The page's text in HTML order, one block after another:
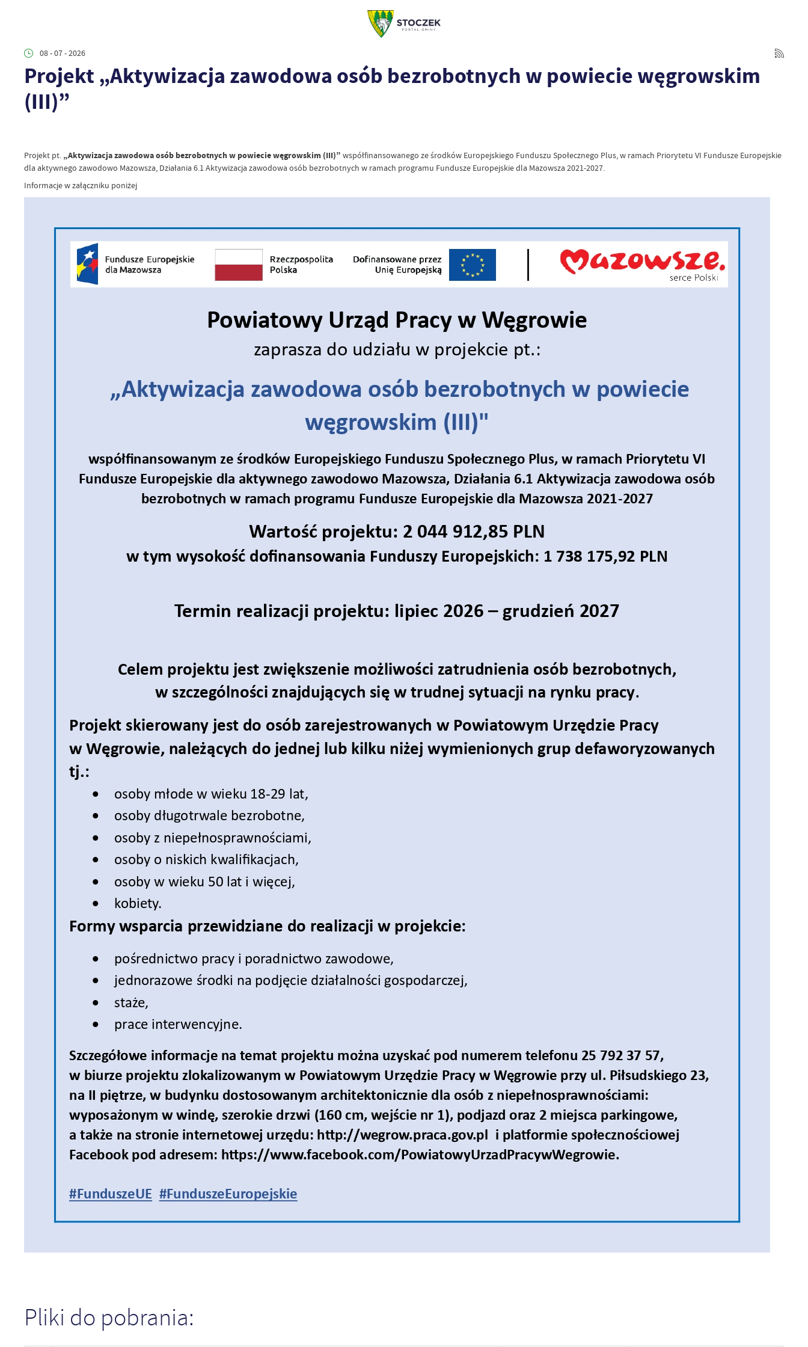
08 - 07 - 2026
Projekt „Aktywizacja zawodowa osób bezrobotnych w powiecie węgrowskim
(III)”
Projekt pt. „Aktywizacja zawodowa osób bezrobotnych w powiecie węgrowskim (III)” współfinansowanego ze środków Europejskiego Funduszu Społecznego Plus, w ramach Priorytetu VI Fundusze Europejskie
dla aktywnego zawodowo Mazowsza, Działania 6.1 Aktywizacja zawodowa osób bezrobotnych w ramach programu Fundusze Europejskie dla Mazowsza 2021-2027.
Informacje w załączniku poniżej
Pliki do pobrania: